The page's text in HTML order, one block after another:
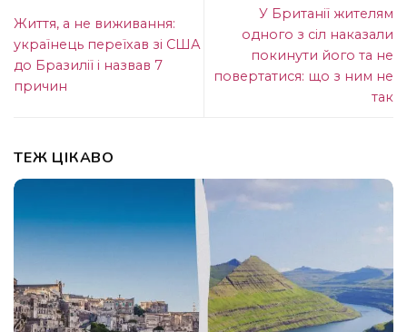
Життя, а не виживання:
українець переїхав зі США
до Бразилії і назвав 7
причин
У Британії жителям
одного з сіл наказали
покинути його та не
повертатися: що з ним не
так
ТЕЖ ЦІКАВО